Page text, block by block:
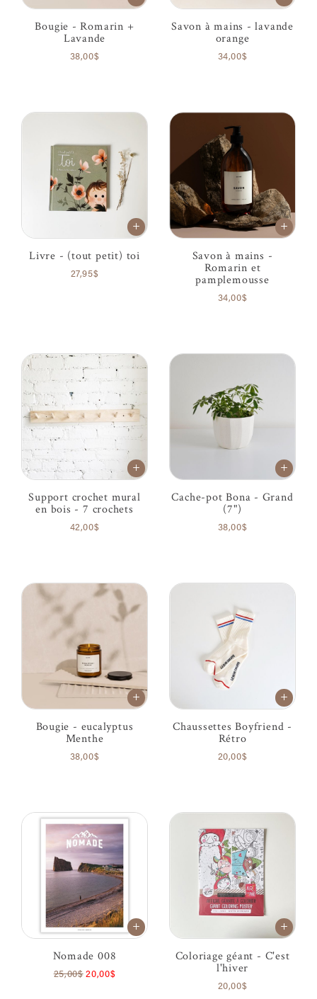
Bougie - Romarin +
Lavande
38,00$
Savon à mains - lavande
orange
34,00$
Livre - (tout petit) toi
27,95$
Savon à mains -
Romarin et
pamplemousse
34,00$
Support crochet mural
en bois - 7 crochets
42,00$
Cache-pot Bona - Grand
(7")
38,00$
Bougie - eucalyptus
Menthe
38,00$
Chaussettes Boyfriend -
Rétro
20,00$
Nomade 008
25,00$ 20,00$
Coloriage géant - C'est
l'hiver
20,00$